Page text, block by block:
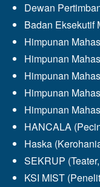
Dewan
Badan Eksekutif
Himpunan
Himpunan
Himpunan
Himpunan
Himpunan
HANCALA
Haska
SEKRUP
KSI MIST